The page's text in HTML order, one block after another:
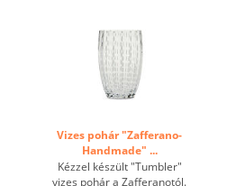
Vizes pohár "Zafferano-
Handmade" ...
Kézzel készült "Tumbler"
vizes pohár a Zafferanotól.